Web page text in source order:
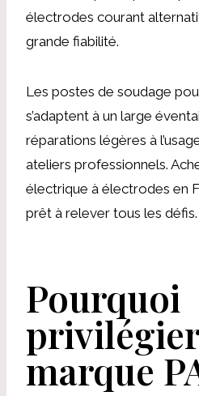
électrodes courant
grande fiabilité.
Les postes de soudage
s’adaptent à un large
réparations légères à
ateliers professionnels.
électrique à électrodes en
prêt à relever tous les défis.
Pourquoi
marque